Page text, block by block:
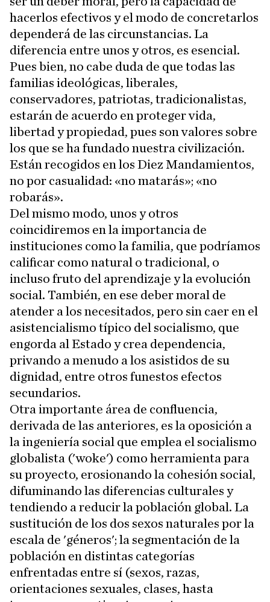
hacerlos efectivos y el modo de concretarlos
dependerá de las circunstancias. La
diferencia entre unos y otros, es esencial.
Pues bien, no cabe duda de que todas las
familias ideológicas, liberales,
conservadores, patriotas, tradicionalistas,
estarán de acuerdo en proteger vida,
libertad y propiedad, pues son valores sobre
los que se ha fundado nuestra civilización.
Están recogidos en los Diez Mandamientos,
no por casualidad: «no matarás»; «no
robarás».
Del mismo modo, unos y otros
coincidiremos en la importancia de
instituciones como la familia, que podríamos
calificar como natural o tradicional, o
incluso fruto del aprendizaje y la evolución
social. También, en ese deber moral de
atender a los necesitados, pero sin caer en el
asistencialismo típico del socialismo, que
engorda al Estado y crea dependencia,
privando a menudo a los asistidos de su
dignidad, entre otros funestos efectos
secundarios.
Otra importante área de confluencia,
derivada de las anteriores, es la oposición a
la ingeniería social que emplea el socialismo
globalista ('woke') como herramienta para
su proyecto, erosionando la cohesión social,
difuminando las diferencias culturales y
tendiendo a reducir la población global. La
sustitución de los dos sexos naturales por la
escala de 'géneros'; la segmentación de la
población en distintas categorías
enfrentadas entre sí (sexos, razas,
orientaciones sexuales, clases, hasta